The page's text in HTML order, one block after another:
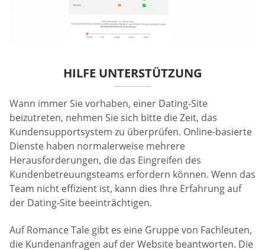
HILFE UNTERSTÜTZUNG
Wann immer Sie vorhaben, einer Dating-Site
beizutreten, nehmen Sie sich bitte die Zeit, das
Kundensupportsystem zu überprüfen. Online-basierte
Dienste haben normalerweise mehrere
Herausforderungen, die das Eingreifen des
Kundenbetreuungsteams erfordern können. Wenn das
Team nicht effizient ist, kann dies Ihre Erfahrung auf
der Dating-Site beeinträchtigen.
Auf Romance Tale gibt es eine Gruppe von Fachleuten,
die Kundenanfragen auf der Website beantworten. Die